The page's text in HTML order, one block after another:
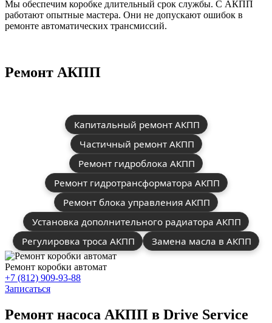
Мы обеспечим коробке длительный срок службы. С АКПП
работают опытные мастера. Они не допускают ошибок в
ремонте автоматических трансмиссий.
Ремонт АКПП
Капитальный ремонт АКПП
Частичный ремонт АКПП
Ремонт гидроблока АКПП
Ремонт гидротрансформатора АКПП
Ремонт блока управления АКПП
Установка дополнительного радиатора АКПП
Регулировка троса АКПП
Замена масла в АКПП
Ремонт коробки автомат
+7 (812) 909-93-88
Записаться
Ремонт насоса АКПП в Drive Service